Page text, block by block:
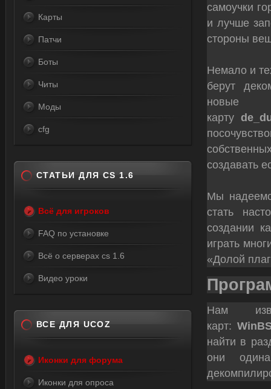
самоучки
и лучше
стороны
Немало и
берут
карту
создавать
Мы
стать
создании
играть
«Долой
Нам
карт:
найти в
они
Карты
Патчи
Боты
Читы
Моды
cfg
СТАТЬИ ДЛЯ CS 1.6
Всё для игроков
FAQ по установке
Всё о серверах cs 1.6
Видео уроки
ВСЕ ДЛЯ UCOZ
Иконки для форума
Иконки для опроса